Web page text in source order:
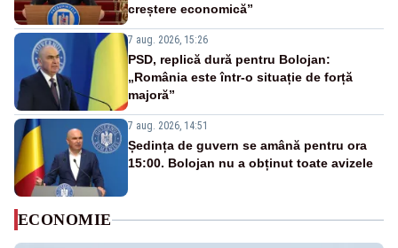
creștere economică”
7 aug. 2026, 15:26
PSD, replică dură pentru Bolojan:
„România este într-o situație de forță
majoră”
7 aug. 2026, 14:51
Ședința de guvern se amână pentru ora
15:00. Bolojan nu a obținut toate avizele
ECONOMIE